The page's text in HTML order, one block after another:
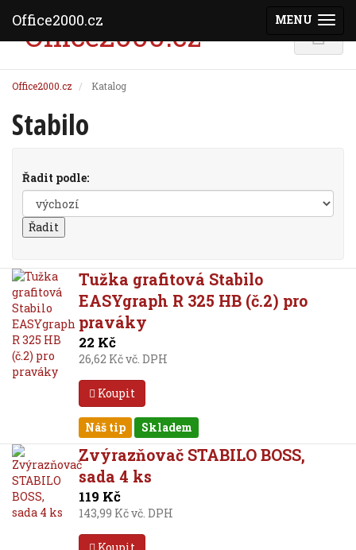
Office2000.cz Katalog
Stabilo
Řadit podle:
Tužka grafitová Stabilo
EASYgraph R 325 HB (č.2) pro
praváky
22 Kč
26,62 Kč vč. DPH
Koupit
Náš tip Skladem
Zvýrazňovač STABILO BOSS,
sada 4 ks
119 Kč
143,99 Kč vč. DPH
MENU
Office2000.cz